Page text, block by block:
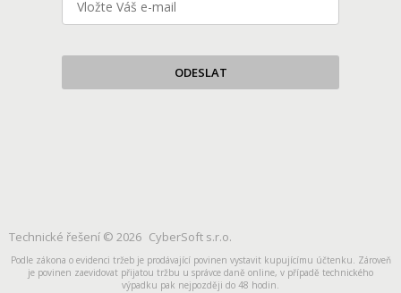
ODESLAT
Technické řešení © 2026 CyberSoft s.r.o.
Podle zákona o evidenci tržeb je prodávající povinen vystavit kupujícímu účtenku. Zároveň
je povinen zaevidovat přijatou tržbu u správce daně online, v případě technického
výpadku pak nejpozději do 48 hodin.